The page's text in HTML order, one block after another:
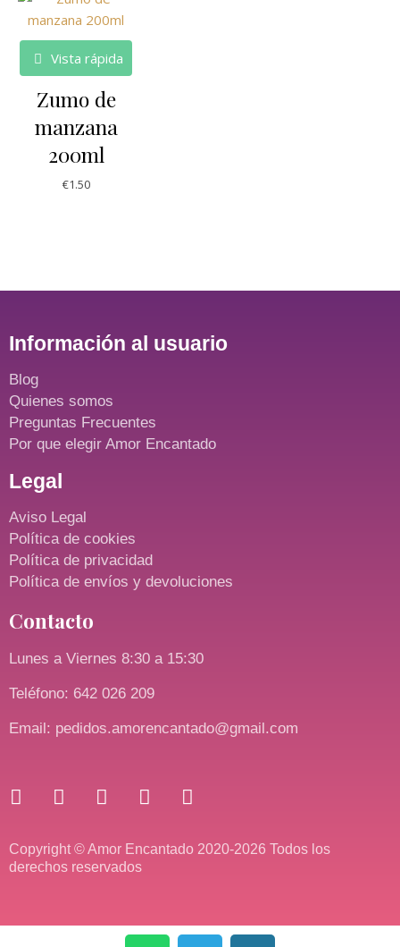
Vista rápida
Zumo de
manzana
200ml
€1.50
Información al usuario
Blog
Quienes somos
Preguntas Frecuentes
Por que elegir Amor Encantado
Legal
Aviso Legal
Política de cookies
Política de privacidad
Política de envíos y devoluciones
Contacto
Lunes a Viernes 8:30 a 15:30
Teléfono: 642 026 209
Email: pedidos.amorencantado@gmail.com
Copyright © Amor Encantado 2020-2026 Todos los
derechos reservados